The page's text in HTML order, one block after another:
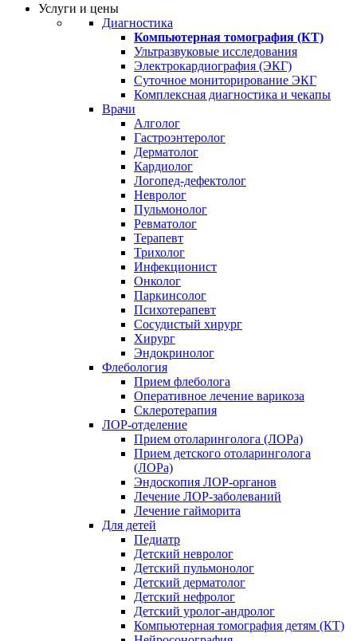
Услуги и цены
Диагностика
Компьютерная томография (КТ)
Ультразвуковые исследования
Электрокардиография (ЭКГ)
Суточное мониторирование ЭКГ
Комплексная диагностика и чекапы
Врачи
Алголог
Гастроэнтеролог
Дерматолог
Кардиолог
Логопед-дефектолог
Невролог
Пульмонолог
Ревматолог
Терапевт
Трихолог
Инфекционист
Онколог
Паркинсолог
Психотерапевт
Сосудистый хирург
Хирург
Эндокринолог
Флебология
Прием флеболога
Оперативное лечение варикоза
Склеротерапия
ЛОР-отделение
Прием отоларинголога (ЛОРа)
Прием детского отоларинголога
(ЛОРа)
Эндоскопия ЛОР-органов
Лечение ЛОР-заболеваний
Лечение гайморита
Для детей
Педиатр
Детский невролог
Детский пульмонолог
Детский дерматолог
Детский нефролог
Детский уролог-андролог
Компьютерная томография детям (КТ)